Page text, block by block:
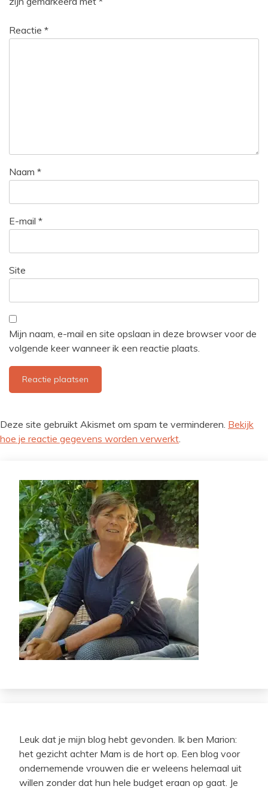
Reactie *
Naam *
E-mail *
Site
Mijn naam, e-mail en site opslaan in deze browser voor de
volgende keer wanneer ik een reactie plaats.
Deze site gebruikt Akismet om spam te verminderen. Bekijk
hoe je reactie gegevens worden verwerkt
Leuk dat je mijn blog hebt gevonden. Ik ben Marion:
het gezicht achter Mam is de hort op. Een blog voor
ondernemende vrouwen die er weleens helemaal uit
willen zonder dat hun hele budget eraan op gaat. Je